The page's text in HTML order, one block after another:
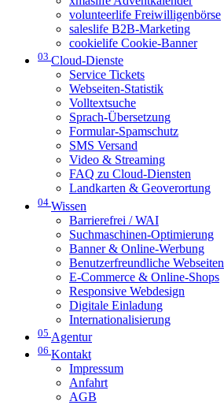
volunteerlife Freiwilligenbörse
saleslife B2B-Marketing
cookielife Cookie-Banner
03 Cloud-Dienste
Service Tickets
Webseiten-Statistik
Volltextsuche
Sprach-Übersetzung
Formular-Spamschutz
SMS Versand
Video & Streaming
FAQ zu Cloud-Diensten
Landkarten & Geoverortung
04 Wissen
Barrierefrei / WAI
Suchmaschinen-Optimierung
Banner & Online-Werbung
Benutzerfreundliche Webseiten
E-Commerce & Online-Shops
Responsive Webdesign
Digitale Einladung
Internationalisierung
05 Agentur
06 Kontakt
Impressum
Anfahrt
AGB